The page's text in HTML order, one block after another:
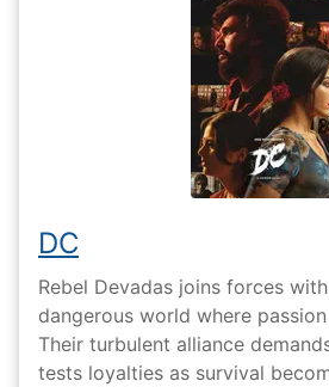
DC
Rebel Devadas joins forces
dangerous world where
Their turbulent alliance
tests loyalties as survival